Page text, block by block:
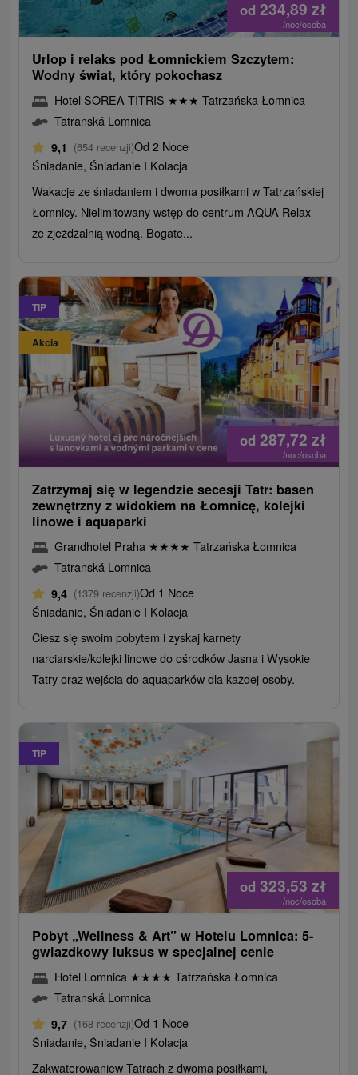
od 234,89 zł
/noc/osoba
Urlop i relaks pod Łomnickiem Szczytem:
Wodny świat, który pokochasz
Hotel SOREA TITRIS ★★★ Tatrzańska Łomnica
Tatranská Lomnica
9,1 (654 recenzji)Od 2 Noce
Śniadanie, Śniadanie I Kolacja
Wakacje ze śniadaniem i dwoma posiłkami w Tatrzańskiej
Łomnicy. Nielimitowany wstęp do centrum AQUA Relax
ze zjeżdżalnią wodną. Bogate...
TIP
Akcia
od 287,72 zł
/noc/osoba
Zatrzymaj się w legendzie secesji Tatr: basen
zewnętrzny z widokiem na Łomnicę, kolejki
linowe i aquaparki
Grandhotel Praha ★★★★ Tatrzańska Łomnica
Tatranská Lomnica
9,4 (1379 recenzji)Od 1 Noce
Śniadanie, Śniadanie I Kolacja
Ciesz się swoim pobytem i zyskaj karnety
narciarskie/kolejki linowe do ośrodków Jasna i Wysokie
Tatry oraz wejścia do aquaparków dla każdej osoby.
TIP
od 323,53 zł
/noc/osoba
Pobyt „Wellness & Art” w Hotelu Lomnica: 5-
gwiazdkowy luksus w specjalnej cenie
Hotel Lomnica ★★★★ Tatrzańska Łomnica
Tatranská Lomnica
9,7 (168 recenzji)Od 1 Noce
Śniadanie, Śniadanie I Kolacja
Zakwaterowaniew Tatrach z dwoma posiłkami,